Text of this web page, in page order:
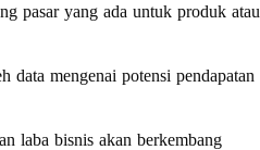
pasar yang ada untuk produk atau
data mengenai potensi pendapatan
laba bisnis akan berkembang